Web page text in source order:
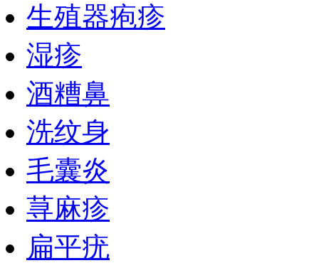
生殖器疱疹
湿疹
酒糟鼻
洗纹身
毛囊炎
荨麻疹
扁平疣